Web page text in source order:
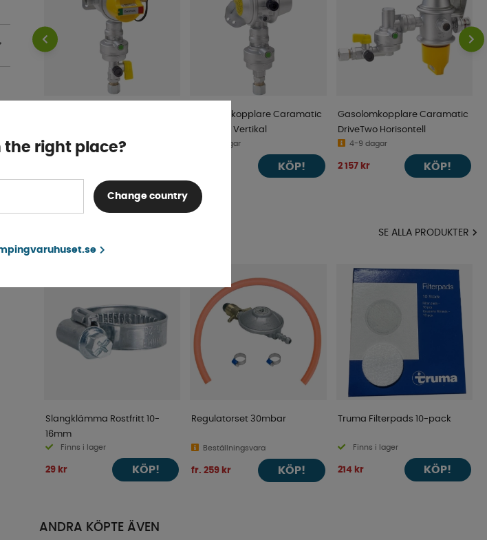
Finns i lager
Gasolomkopplare Caramatic
DriveOne Vertikal
4-9 dagar
KÖP!
Gasolomkopplare Caramatic
DriveTwo Horisontell
4-9 dagar
2 157 kr KÖP!
KATEGORI
SE ALLA PRODUKTER
Slangklämma Rostfritt 10-
16mm
Finns i lager
29 kr KÖP!
Regulatorset 30mbar
Beställningsvara
fr. 259 kr KÖP!
Truma Filterpads 10-pack
Finns i lager
214 kr KÖP!
ANDRA KÖPTE ÄVEN
the right place?
Change country